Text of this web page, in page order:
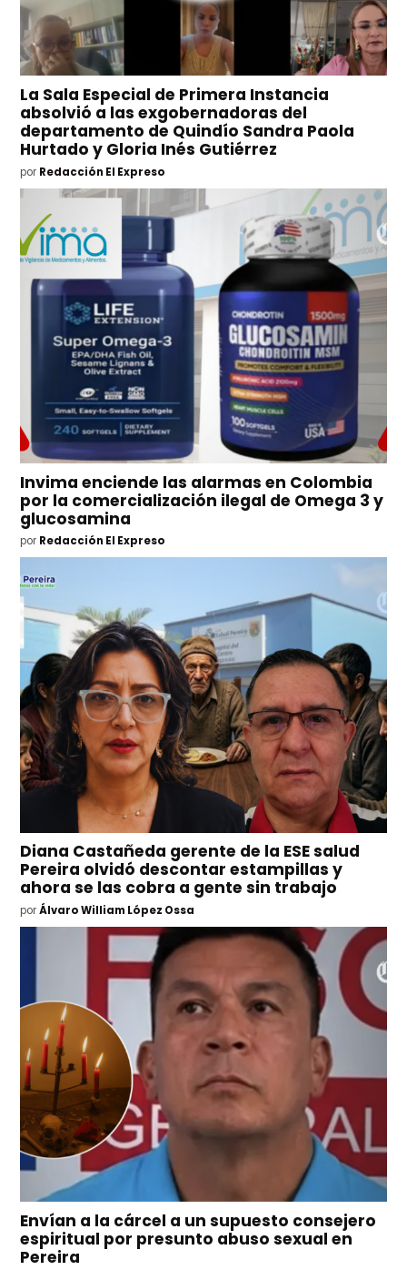
La Sala Especial de Primera Instancia
absolvió a las exgobernadoras del
departamento de Quindío Sandra Paola
Hurtado y Gloria Inés Gutiérrez
por Redacción El Expreso
Invima enciende las alarmas en Colombia
por la comercialización ilegal de Omega 3 y
glucosamina
por Redacción El Expreso
Diana Castañeda gerente de la ESE salud
Pereira olvidó descontar estampillas y
ahora se las cobra a gente sin trabajo
por Álvaro William López Ossa
Envían a la cárcel a un supuesto consejero
espiritual por presunto abuso sexual en
Pereira